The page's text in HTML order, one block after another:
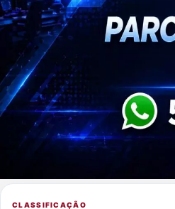
CLASSIFICAÇÃO